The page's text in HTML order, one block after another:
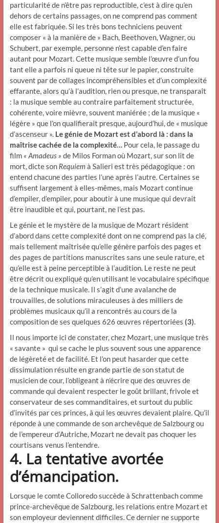
particularité de n’être pas reproductible, c’est à dire qu’en
dehors de certains passages, on ne comprend pas comment
elle est fabriquée. Si les très bons techniciens peuvent
composer « à la manière de » Bach, Beethoven, Wagner, ou
Schubert, par exemple, personne n’est capable d’en faire
autant pour Mozart. Cette musique semble l’œuvre d’un fou
tant elle a parfois ni queue ni tête sur le papier, construite
souvent par de collages incompréhensibles et d’un complexité
effarante, alors qu’à l’audition, rien ou presque, ne transparaît
: la musique semble au contraire parfaitement structurée,
cohérente, voire mièvre, souvent maniérée ; de la musique «
légère » que l’on qualifierait presque, aujourd’hui, de « musique
d’ascenseur ». Le génie de Mozart est d’abord là : dans la
maîtrise cachée de la complexité…Pour cela, le passage du
film « Amadeus » de Milos Forman où Mozart, sur son lit de
mort, dicte son Requiem à Salieri est très pédagogique : on
entend chacune des parties l’une après l’autre. Certaines se
suffisent largement à elles-mêmes, mais Mozart continue
d’empiler, d’empiler, pour aboutir à une musique qui devrait
être inaudible et qui, pourtant, ne l’est pas.
Le génie et le mystère de la musique de Mozart résident
d’abord dans cette complexité dont on ne comprend pas la clé,
mais tellement maîtrisée qu’elle génère parfois des pages et
des pages de partitions manuscrites sans une seule rature, et
qu’elle est à peine perceptible à l’audition. Le reste ne peut
être décrit ou expliqué qu’en utilisant le vocabulaire spécifique
de la technique musicale. Il s’agit d’une avalanche de
trouvailles, de solutions miraculeuses à des milliers de
problèmes musicaux qu’il a rencontrés au cours de la
composition de ses quelques 626 œuvres répertoriées (3).
Il nous importe ici de constater, chez Mozart, une musique très
« savante » qui se cache le plus souvent sous une apparence
de légèreté et de facilité. Et l’on peut hasarder que cette
dissimulation résulte en grande partie de son statut de
musicien de cour, l’obligeant à n’écrire que des œuvres de
commande qui devaient respecter le goût brillant, frivole et
conservateur de ses commanditaires, et surtout du public
d’invités par ces princes, à qui les œuvres devaient plaire. Qu’il
réponde à une commande de son archevêque de Salzbourg ou
de l’empereur d’Autriche, Mozart ne devait pas choquer les
courtisans venus l’entendre.
4. La tentative avortée
d’émancipation.
Lorsque le comte Colloredo succède à Schrattenbach comme
prince-archevêque de Salzbourg, les relations entre Mozart et
son employeur deviennent difficiles. Ce dernier ne supporte